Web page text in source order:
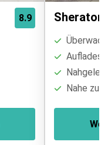
8.9 Sheraton
Nahe